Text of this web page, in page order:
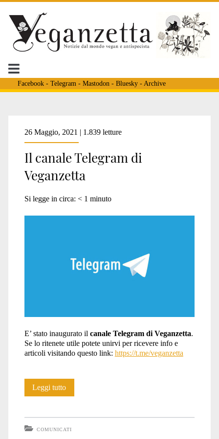
Facebook- Telegram - Mastodon - Bluesky- Archive
Tag:
<span>veganzetta
su
26 Maggio, 2021 | 1.839 letture
Il canale Telegram di
Veganzetta
Si legge in circa: < 1 minuto
E’ stato inaugurato il canale Telegram di Veganzetta.
Se lo ritenete utile potete unirvi per ricevere info e
articoli visitando questo link: https://t.me/veganzetta
Leggi tuttoIl
COMUNICATI